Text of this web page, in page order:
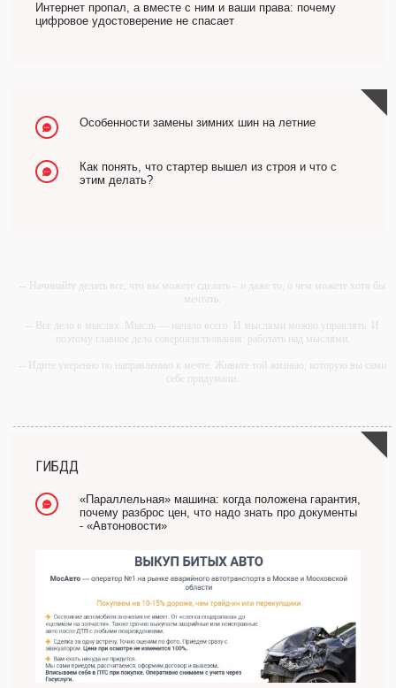
Интернет пропал, а вместе с ним и ваши права: почему
цифровое удостоверение не спасает
Особенности замены зимних шин на летние
Как понять, что стартер вышел из строя и что с
этим делать?
-- Начинайте делать все, что вы можете сделать – и даже то, о чем можете хотя бы
мечтать.
-- Все дело в мыслях. Мысль — начало всего. И мыслями можно управлять. И
поэтому главное дело совершенствования: работать над мыслями.
-- Идите уверенно по направлению к мечте. Живите той жизнью, которую вы сами
себе придумали.
-- Лучшее, что можно сделать с хорошим советом, это пропустить его мимо ушей.
Он никогда не бывает полезен никому, кроме того, кто его дал.
ГИБДД
«Параллельная» машина: когда положена гарантия,
почему разброс цен, что надо знать про документы
- «Автоновости»